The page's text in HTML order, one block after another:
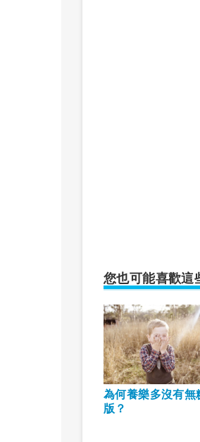
您也可能喜歡這
為何養樂多沒有無
版？